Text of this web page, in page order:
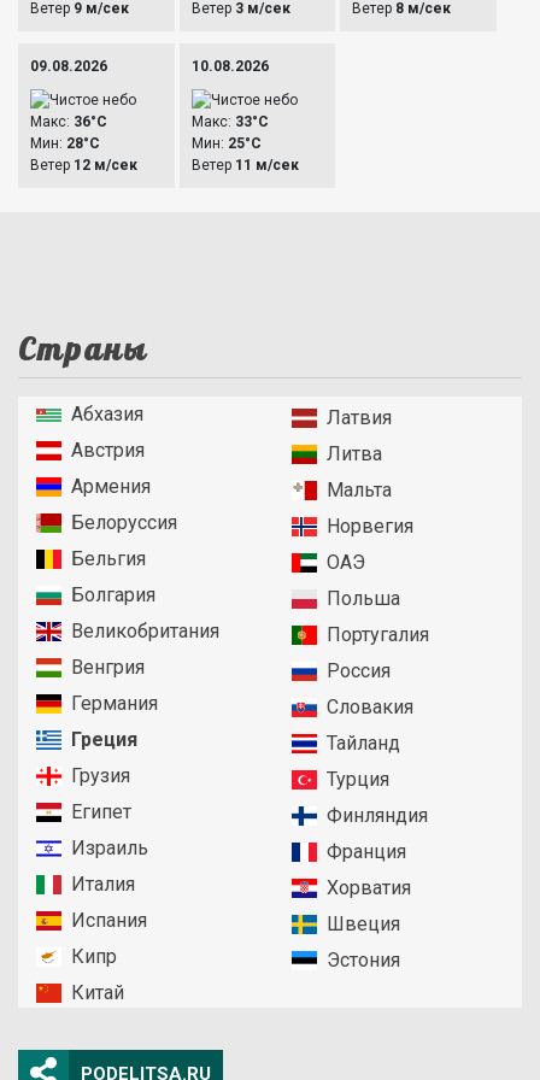
Ветер 9 м/сек Ветер 3 м/сек Ветер 8 м/сек
09.08.2026
Макс: 36°C
Мин: 28°C
Ветер 12 м/сек
10.08.2026
Макс: 33°C
Мин: 25°C
Ветер 11 м/сек
Страны
Абхазия
Австрия
Армения
Белоруссия
Бельгия
Болгария
Великобритания
Венгрия
Германия
Греция
Грузия
Египет
Израиль
Италия
Испания
Кипр
Китай
Латвия
Литва
Мальта
Норвегия
ОАЭ
Польша
Португалия
Россия
Словакия
Тайланд
Турция
Финляндия
Франция
Хорватия
Швеция
Эстония
PODELITSA.RU